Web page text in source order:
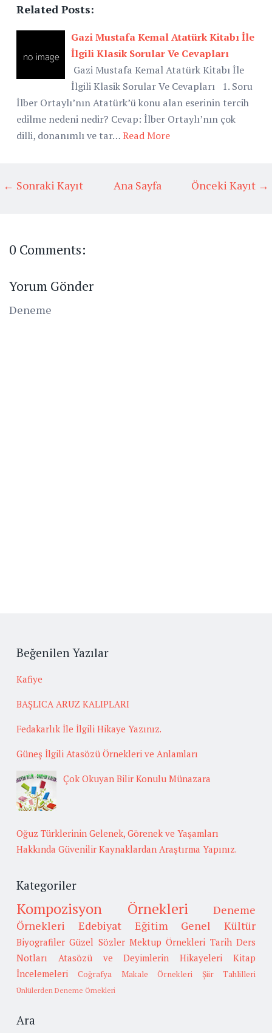
Related Posts:
Gazi Mustafa Kemal Atatürk Kitabı İle
İlgili Klasik Sorular Ve Cevapları
Gazi Mustafa Kemal Atatürk Kitabı İle
İlgili Klasik Sorular Ve Cevapları 1. Soru
İlber Ortaylı’nın Atatürk’ü konu alan eserinin tercih
edilme nedeni nedir? Cevap: İlber Ortaylı’nın çok
dilli, donanımlı ve tar…Read More
← Sonraki Kayıt Önceki Kayıt →
Ana Sayfa
0 Comments:
Yorum Gönder
Deneme
Beğenilen Yazılar
Kafiye
BAŞLICA ARUZ KALIPLARI
Fedakarlık İle İlgili Hikaye Yazınız.
Güneş İlgili Atasözü Örnekleri ve Anlamları
Çok Okuyan Bilir Konulu Münazara
Oğuz Türklerinin Gelenek, Görenek ve Yaşamları
Hakkında Güvenilir Kaynaklardan Araştırma Yapınız.
Kategoriler
Kompozisyon Örnekleri
Deneme
Örnekleri
Edebiyat Eğitim Genel Kültür
Biyografiler Güzel Sözler Mektup Örnekleri Tarih Ders
Notları
Atasözü ve Deyimlerin Hikayeleri
Kitap
İncelemeleri
Coğrafya Makale Örnekleri Şiir Tahlilleri
Ünlülerden Deneme Örnekleri
Ara